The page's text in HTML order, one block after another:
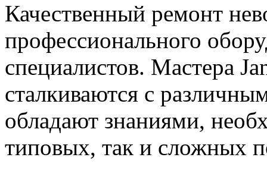
Качественный ремонт
профессионального
специалистов. Мастера
сталкиваются с
обладают знаниями,
типовых, так и сложных